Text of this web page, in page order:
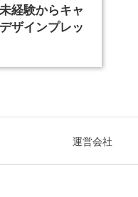
経験からキャ
ザインプレッ
運営会社